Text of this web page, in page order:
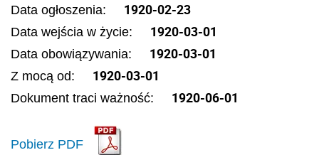
Data ogłoszenia: 1920-02-23
Data wejścia w życie: 1920-03-01
Data obowiązywania: 1920-03-01
Z mocą od: 1920-03-01
Dokument traci ważność: 1920-06-01
Pobierz PDF